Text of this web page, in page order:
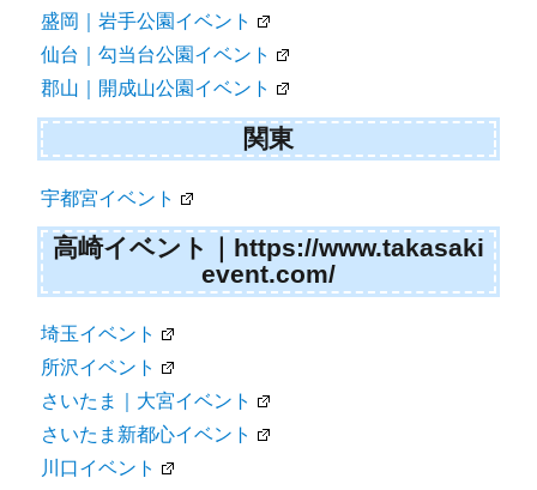
盛岡｜岩手公園イベント
仙台｜勾当台公園イベント
郡山｜開成山公園イベント
関東
宇都宮イベント
高崎イベント｜https://www.takasaki
event.com/
埼玉イベント
所沢イベント
さいたま｜大宮イベント
さいたま新都心イベント
川口イベント